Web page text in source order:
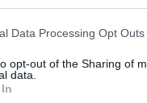
Data Processing Opt Outs
opt-out of the Sharing of
data.
WIEŚ
ANDRZEJEWSKI
BP. ROMANA